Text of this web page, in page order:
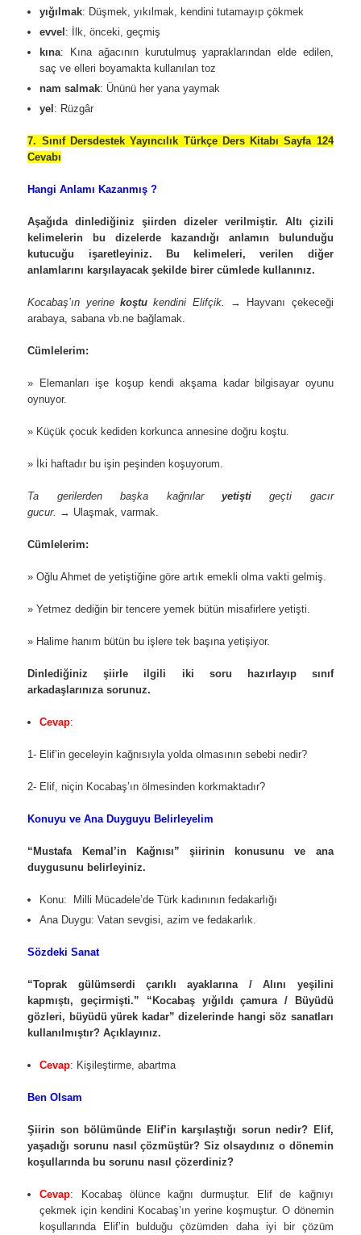
yığılmak: Düşmek, yıkılmak, kendini tutamayıp çökmek
evvel : İlk, önceki, geçmiş
kına: Kına ağacının kurutulmuş yapraklarından elde edilen,
saç ve elleri boyamakta kullanılan toz
nam salmak: Ününü her yana yaymak
yel : Rüzgâr
7. Sınıf Dersdestek Yayıncılık Türkçe Ders Kitabı Sayfa 124
Cevabı
Hangi Anlamı Kazanmış ?
Aşağıda dinlediğiniz şiirden dizeler verilmiştir. Altı çizili
kelimelerin bu dizelerde kazandığı anlamın bulunduğu
kutucuğu işaretleyiniz. Bu kelimeleri, verilen diğer
anlamlarını karşılayacak şekilde birer cümlede kullanınız.
Kocabaş’ın yerinekoştu kendini Elifçik.
→ Hayvanı çekeceği
arabaya, sabana vb.ne bağlamak.
Cümlelerim:
» Elemanları işe koşup kendi akşama kadar bilgisayar oyunu
oynuyor.
» Küçük çocuk kediden korkunca annesine doğru koştu.
» İki haftadır bu işin peşinden koşuyorum.
Ta gerilerden başka kağnılar yetiştigeçti gacır
gucur. → Ulaşmak, varmak.
Cümlelerim:
» Oğlu Ahmet de yetiştiğine göre artık emekli olma vakti gelmiş.
» Yetmez dediğin bir tencere yemek bütün misafirlere yetişti.
» Halime hanım bütün bu işlere tek başına yetişiyor.
Dinlediğiniz şiirle ilgili iki soru hazırlayıp sınıf
arkadaşlarınıza sorunuz.
Cevap:
1- Elif’in geceleyin kağnısıyla yolda olmasının sebebi nedir?
2- Elif, niçin Kocabaş’ın ölmesinden korkmaktadır?
Konuyu ve Ana Duyguyu Belirleyelim
“Mustafa Kemal’in Kağnısı” şiirinin konusunu ve ana
duygusunu belirleyiniz.
Konu: Milli Mücadele’de Türk kadınının fedakarlığı
Ana Duygu: Vatan sevgisi, azim ve fedakarlık.
Sözdeki Sanat
“Toprak gülümserdi çarıklı ayaklarına / Alını yeşilini
kapmıştı, geçirmişti.” “Kocabaş yığıldı çamura / Büyüdü
gözleri, büyüdü yürek kadar” dizelerinde hangi söz sanatları
kullanılmıştır? Açıklayınız.
Cevap: Kişileştirme, abartma
Ben Olsam
Şiirin son bölümünde Elif’in karşılaştığı sorun nedir? Elif,
yaşadığı sorunu nasıl çözmüştür? Siz olsaydınız o dönemin
koşullarında bu sorunu nasıl çözerdiniz?
Cevap: Kocabaş ölünce kağnı durmuştur. Elif de kağnıyı
çekmek için kendini Kocabaş’ın yerine koşmuştur. O dönemin
koşullarında Elif’in bulduğu çözümden daha iyi bir çözüm